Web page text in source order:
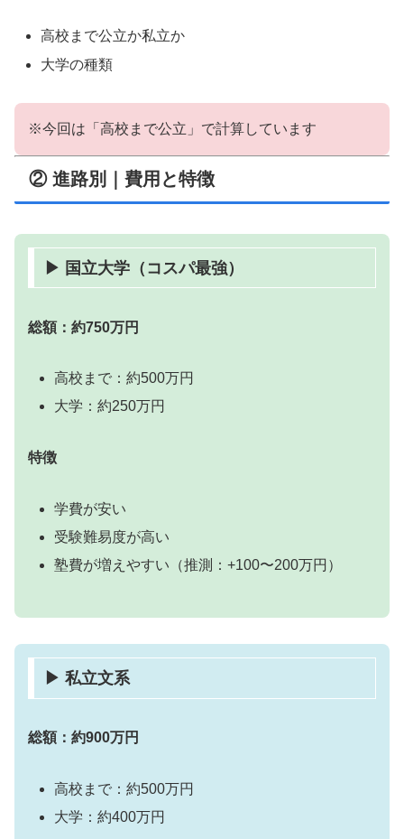
高校まで公立か私立か
大学の種類
※今回は「高校まで公立」で計算しています
② 進路別｜費用と特徴
▶ 国立大学（コスパ最強）
総額：約750万円
高校まで：約500万円
大学：約250万円
特徴
学費が安い
受験難易度が高い
塾費が増えやすい（推測：+100〜200万円）
▶ 私立文系
総額：約900万円
高校まで：約500万円
大学：約400万円